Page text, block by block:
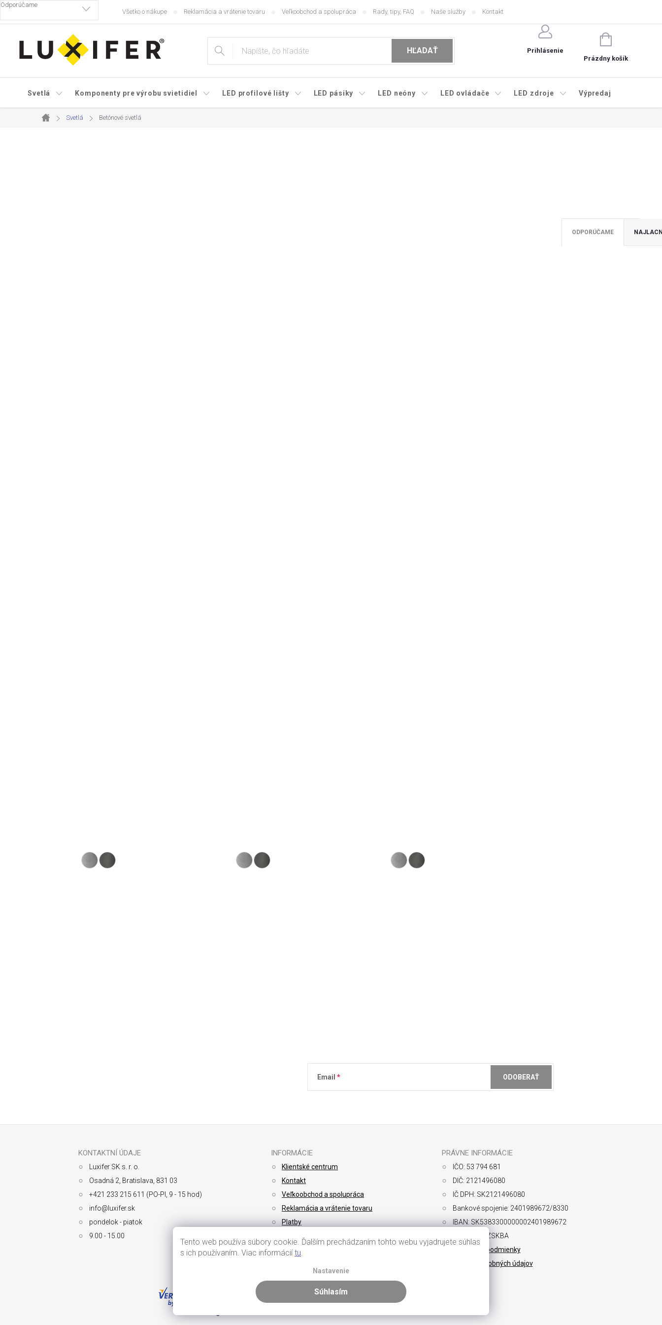
Tento web používa súbory cookie. Ďalším prechádzaním tohto webu vyjadrujete súhlas
s ich používaním. Viac informáciítu.
Nastavenie
Súhlasím
Prejsť
obsah
Všetko o nákupe Reklamácia a vrátenie tovaru Veľkoobchod a spolupráca Rady, tipy, FAQ Naše služby Kontakt
HĽADAŤ Prihlásenie
NÁKUPNÝ
KOŠÍK
Prázdny košík
Svetlá Komponenty pre výrobu svietidiel LED profilové lišty LED pásiky LED neóny LED ovládače LED zdroje Výpredaj
Domov
Svetlá Betónové svetlá
ODPORÚČAME
Email ODOBERAŤ
KONTAKTNÍ ÚDAJE
Luxifer SK s. r. o.
Osadná 2, Bratislava, 831 03
+421 233 215 611 (PO-PI, 9 - 15 hod)
info@luxifer.sk
pondelok - piatok
9.00 - 15.00
INFORMÁCIE
Klientské centrum
Kontakt
Veľkoobchod a spolupráca
Reklamácia a vrátenie tovaru
Platby
Doprava
PRÁVNE INFORMÁCIE
IČO: 53 794 681
DIČ: 2121496080
IČ DPH: SK2121496080
Bankové spojenie: 2401989672/8330
IBAN: SK5383300000002401989672
SWIFT: FIOZSKBA
Obchodné podmienky
Ochrana osobných údajov